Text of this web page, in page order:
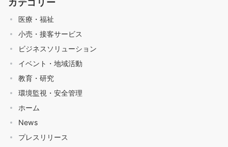
医療・福祉
小売・接客サービス
ビジネスソリューション
イベント・地域活動
教育・研究
環境監視・安全管理
ホーム
News
プレスリリース